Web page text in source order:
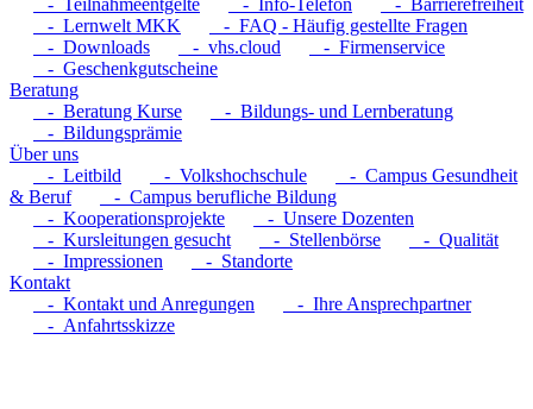
- Teilnahmeentgelte
- Info-Telefon
- Barrierefreiheit
- Lernwelt MKK
- FAQ - Häufig gestellte Fragen
- Downloads
- vhs.cloud
- Firmenservice
- Geschenkgutscheine
Beratung
- Beratung Kurse
- Bildungs- und Lernberatung
- Bildungsprämie
Über uns
- Leitbild
- Volkshochschule
- Campus Gesundheit
& Beruf
- Campus berufliche Bildung
- Kooperationsprojekte
- Unsere Dozenten
- Kursleitungen gesucht
- Stellenbörse
- Qualität
- Impressionen
- Standorte
Kontakt
- Kontakt und Anregungen
- Ihre Ansprechpartner
- Anfahrtsskizze